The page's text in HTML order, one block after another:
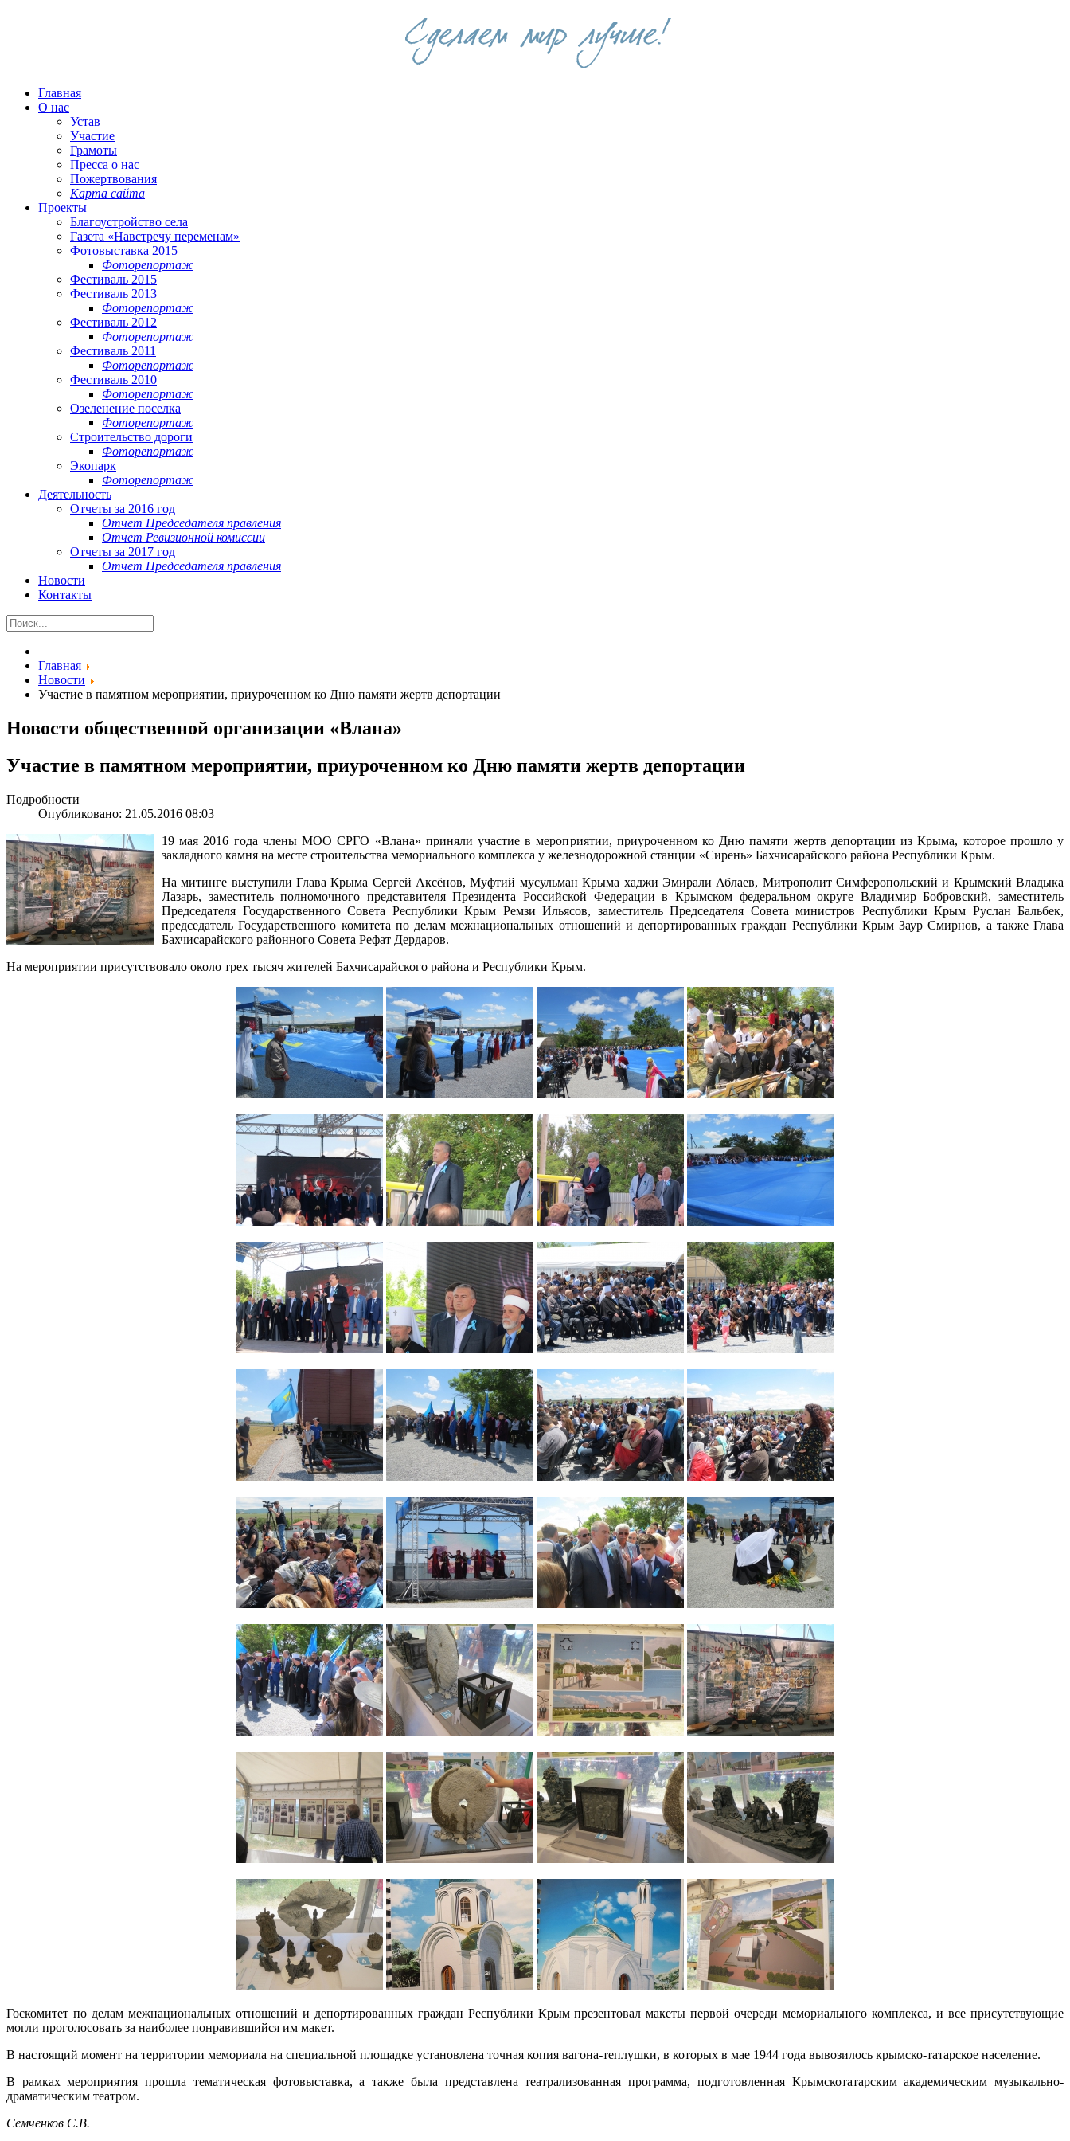
Главная
О нас
Устав
Участие
Грамоты
Пресса о нас
Пожертвования
Карта сайта
Проекты
Благоустройство села
Газета «Навстречу переменам»
Фотовыставка 2015
Фоторепортаж
Фестиваль 2015
Фестиваль 2013
Фоторепортаж
Фестиваль 2012
Фоторепортаж
Фестиваль 2011
Фоторепортаж
Фестиваль 2010
Фоторепортаж
Озеленение поселка
Фоторепортаж
Строительство дороги
Фоторепортаж
Экопарк
Фоторепортаж
Деятельность
Отчеты за 2016 год
Отчет Председателя правления
Отчет Ревизионной комиссии
Отчеты за 2017 год
Отчет Председателя правления
Новости
Контакты
Главная
Новости
Участие в памятном мероприятии, приуроченном ко Дню памяти жертв депортации
Новости общественной организации «Влана»
Участие в памятном мероприятии, приуроченном ко Дню памяти жертв депортации
Подробности
Опубликовано: 21.05.2016 08:03
19 мая 2016 года члены МОО СРГО «Влана» приняли участие в мероприятии, приуроченном ко Дню памяти жертв депортации из Крыма, которое прошло у
закладного камня на месте строительства мемориального комплекса у железнодорожной станции «Сирень» Бахчисарайского района Республики Крым.
На митинге выступили Глава Крыма Сергей Аксёнов, Муфтий мусульман Крыма хаджи Эмирали Аблаев, Митрополит Симферопольский и Крымский Владыка
Лазарь, заместитель полномочного представителя Президента Российской Федерации в Крымском федеральном округе Владимир Бобровский, заместитель
Председателя Государственного Совета Республики Крым Ремзи Ильясов, заместитель Председателя Совета министров Республики Крым Руслан Бальбек,
председатель Государственного комитета по делам межнациональных отношений и депортированных граждан Республики Крым Заур Смирнов, а также Глава
Бахчисарайского районного Совета Рефат Дердаров.
На мероприятии присутствовало около трех тысяч жителей Бахчисарайского района и Республики Крым.
Госкомитет по делам межнациональных отношений и депортированных граждан Республики Крым презентовал макеты первой очереди мемориального комплекса, и все присутствующие
могли проголосовать за наиболее понравившийся им макет.
В настоящий момент на территории мемориала на специальной площадке установлена точная копия вагона-теплушки, в которых в мае 1944 года вывозилось крымско-татарское население.
В рамках мероприятия прошла тематическая фотовыставка, а также была представлена театрализованная программа, подготовленная Крымскотатарским академическим музыкально-
драматическим театром.
Семченков С.В.